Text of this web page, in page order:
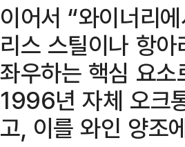
이어서 “와이너리
리스 스틸이나 항
좌우하는 핵심 요
1996년 자체 오크
고, 이를 와인 양조